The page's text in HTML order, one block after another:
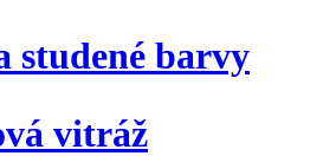
studené barvy
vitráž